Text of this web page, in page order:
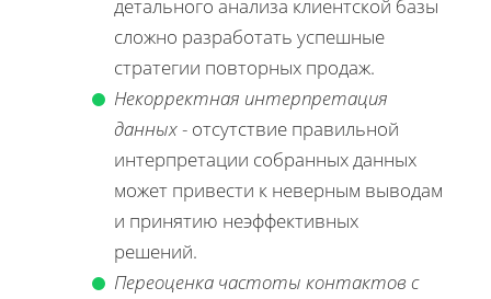
детального анализа клиентской базы
сложно разработать успешные
стратегии повторных продаж.
Некорректная интерпретация
данных- отсутствие правильной
интерпретации собранных данных
может привести к неверным выводам
и принятию неэффективных
решений.
Переоценка частоты контактов с